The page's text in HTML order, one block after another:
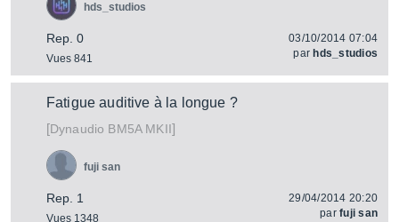
Rep. 0
Vues 841
hds_studios
03/10/2014 07:04
par hds_studios
Fatigue auditive à la longue ?
[Dynaudio BM5A MKII]
Rep. 1
Vues 1348
fuji san
29/04/2014 20:20
parfuji san